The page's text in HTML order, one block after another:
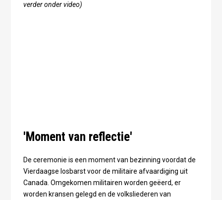
verder onder video)
'Moment van reflectie'
De ceremonie is een moment van bezinning voordat de
Vierdaagse losbarst voor de militaire afvaardiging uit
Canada. Omgekomen militairen worden geëerd, er
worden kransen gelegd en de volksliederen van